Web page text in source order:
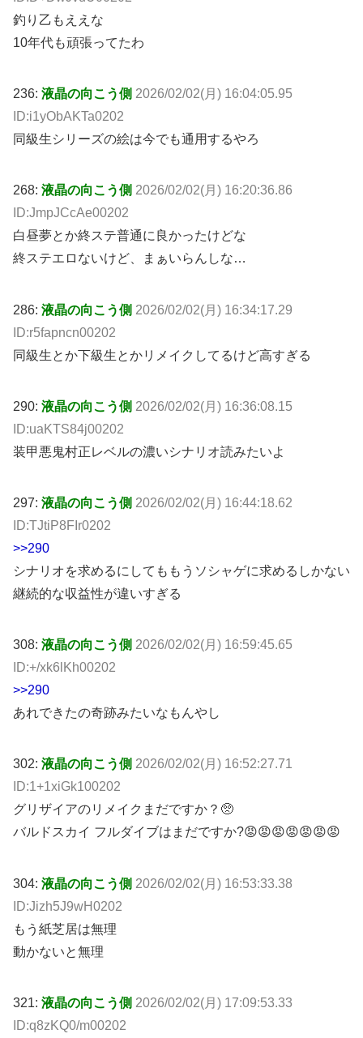
釣り乙もええな
10年代も頑張ってたわ
236: 液晶の向こう側 2026/02/02(月) 16:04:05.95
ID:i1yObAKTa0202
同級生シリーズの絵は今でも通用するやろ
268: 液晶の向こう側 2026/02/02(月) 16:20:36.86
ID:JmpJCcAe00202
白昼夢とか終ステ普通に良かったけどな
終ステエロないけど、まぁいらんしな…
286: 液晶の向こう側 2026/02/02(月) 16:34:17.29
ID:r5fapncn00202
同級生とか下級生とかリメイクしてるけど高すぎる
290: 液晶の向こう側 2026/02/02(月) 16:36:08.15
ID:uaKTS84j00202
装甲悪鬼村正レベルの濃いシナリオ読みたいよ
297: 液晶の向こう側 2026/02/02(月) 16:44:18.62
ID:TJtiP8FIr0202
>>290
シナリオを求めるにしてももうソシャゲに求めるしかない
継続的な収益性が違いすぎる
308: 液晶の向こう側 2026/02/02(月) 16:59:45.65
ID:+/xk6lKh00202
>>290
あれできたの奇跡みたいなもんやし
302: 液晶の向こう側 2026/02/02(月) 16:52:27.71
ID:1+1xiGk100202
グリザイアのリメイクまだですか？🥺
バルドスカイ フルダイブはまだですか?😡😡😡😡😡😡😡
304: 液晶の向こう側 2026/02/02(月) 16:53:33.38
ID:Jizh5J9wH0202
もう紙芝居は無理
動かないと無理
321: 液晶の向こう側 2026/02/02(月) 17:09:53.33
ID:q8zKQ0/m00202